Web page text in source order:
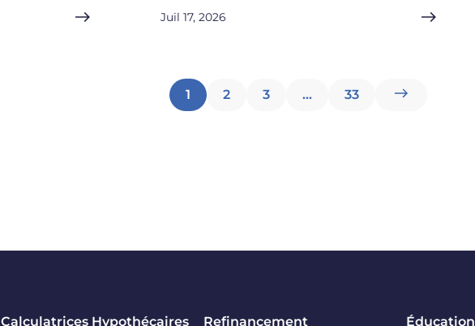
Juil 17, 2026
Pagination
1 2 3 … 33
Calculatrices Hypothécaires Refinancement Éducation